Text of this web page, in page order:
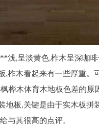
浅,呈淡黄色,柞木呈深咖
,柞木看起来有一些厚重
桦木体育木地板色差的
地板,关键是由于实木板拼
与其很高的点评。